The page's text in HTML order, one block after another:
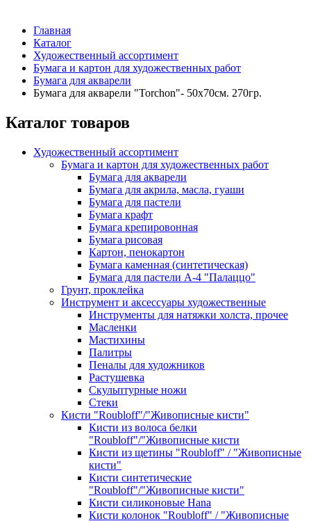
Главная
Каталог
Художественный ассортимент
Бумага и картон для художественных работ
Бумага для акварели
Бумага для акварели "Torchon"- 50х70см. 270гр.
Каталог товаров
Художественный ассортимент
Бумага и картон для художественных работ
Бумага для акварели
Бумага для акрила, масла, гуаши
Бумага для пастели
Бумага крафт
Бумага крепировонная
Бумага рисовая
Картон, пенокартон
Бумага каменная (синтетическая)
Бумага для пастели А-4 "Палаццо"
Грунт, проклейка
Инструмент и аксессуары художественные
Инструменты для натяжки холста, прочее
Масленки
Мастихины
Палитры
Пеналы для художников
Растушевка
Скульптурные ножи
Стеки
Кисти "Roubloff"/"Живописные кисти"
Кисти из волоса белки
"Roubloff"/"Живописные кисти
Кисти из щетины "Roubloff" / "Живописные
кисти"
Кисти синтетические
"Roubloff"/"Живописные кисти"
Кисти силиконовые Hana
Кисти колонок "Roubloff" / "Живописные